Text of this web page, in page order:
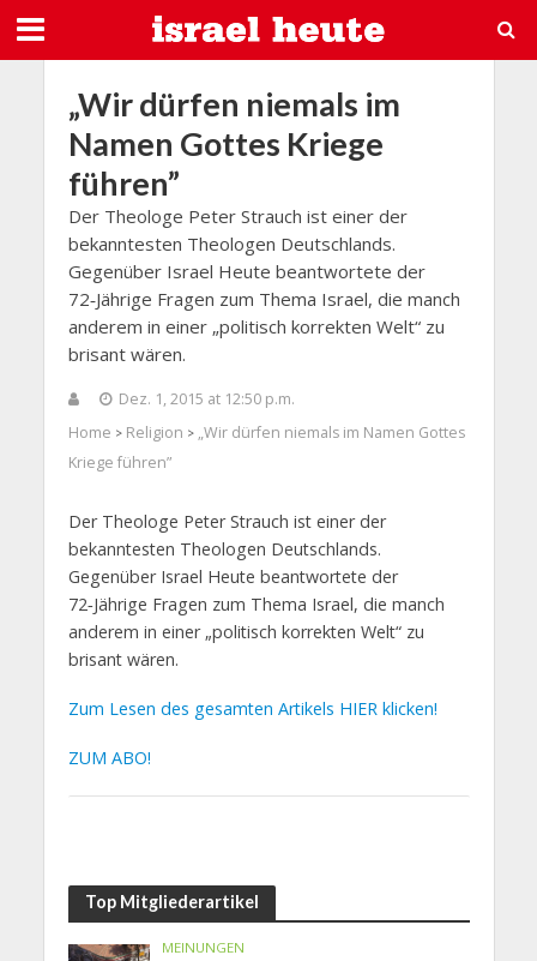
„Wir dürfen niemals im
Namen Gottes Kriege
führen”
Der Theologe Peter Strauch ist einer der
bekanntesten Theologen Deutschlands.
Gegenüber Israel Heute beantwortete der
72‑Jährige Fragen zum Thema Israel, die manch
anderem in einer „politisch korrekten Welt“ zu
brisant wären.
Dez. 1, 2015 at 12:50 p.m.
Home > Religion > „Wir dürfen niemals im Namen Gottes
Kriege führen”
Der Theologe Peter Strauch ist einer der
bekanntesten Theologen Deutschlands.
Gegenüber Israel Heute beantwortete der
72‑Jährige Fragen zum Thema Israel, die manch
anderem in einer „politisch korrekten Welt“ zu
brisant wären.
Zum Lesen des gesamten Artikels HIER klicken!
ZUM ABO!
Top Mitgliederartikel
MEINUNGEN